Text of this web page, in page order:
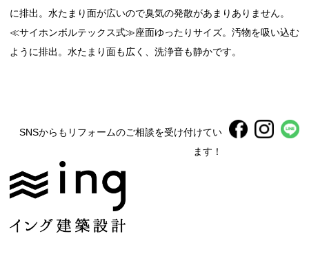
に排出。水たまり面が広いので臭気の発散があまりありません。
≪サイホンボルテックス式≫座面ゆったりサイズ。汚物を吸い込む
ように排出。水たまり面も広く、洗浄音も静かです。
SNSからもリフォームのご相談を受け付けてい
ます！